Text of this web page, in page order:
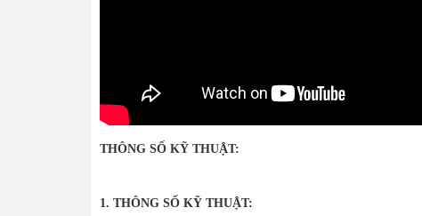
THÔNG SỐ KỸ THUẬT:
1. THÔNG SỐ KỸ THUẬT: